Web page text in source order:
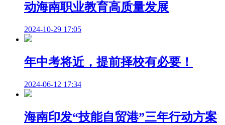
动海南职业教育高质量发展
2024-10-29 17:05
年中考将近，提前择校有必要！
2024-06-12 17:34
海南印发“技能自贸港”三年行动方案